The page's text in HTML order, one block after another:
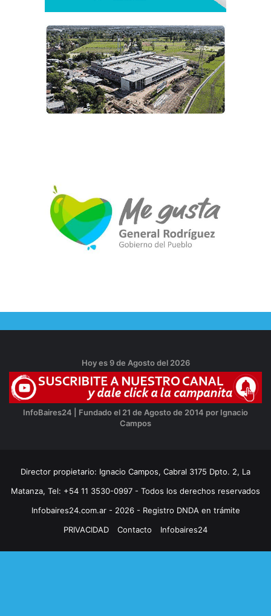
Hoy es 9 de Agosto del 2026
InfoBaires24 | Fundado el 21 de Agosto de 2014 por Ignacio
Campos
Director propietario: Ignacio Campos, Cabral 3175 Dpto. 2, La
Matanza, Tel: +54 11 3530-0997 - Todos los derechos reservados
Infobaires24.com.ar - 2026 - Registro DNDA en trámite
PRIVACIDAD
Contacto Infobaires24